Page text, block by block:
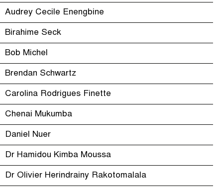
Audrey Cecile Enengbine
Birahime Seck
Bob Michel
Brendan Schwartz
Carolina Rodrigues Finette
Chenai Mukumba
Daniel Nuer
Dr Hamidou Kimba Moussa
Dr Olivier Herindrainy Rakotomalala